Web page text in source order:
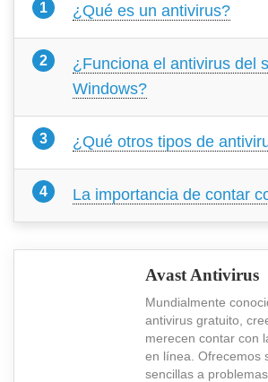
¿Qué es un antivirus?
¿Funciona el antivirus del
Windows?
¿Qué otros tipos de
La importancia de contar
Avast Antivirus
Mundialmente
antivirus gratuito,
merecen contar con
en línea. Ofrecemos
sencillas a